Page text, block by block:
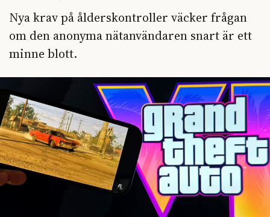
Nya krav på ålderskontroller väcker frågan
om den anonyma nätanvändaren snart är ett
minne blott.